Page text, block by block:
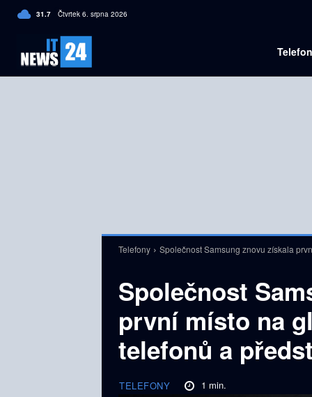
31.7 C Czech
Čtvrtek 6. srpna 2026
Telefony Společnost Samsung znovu získala
Společnost
první místo na
telefonů a
TELEFONY 1 min.